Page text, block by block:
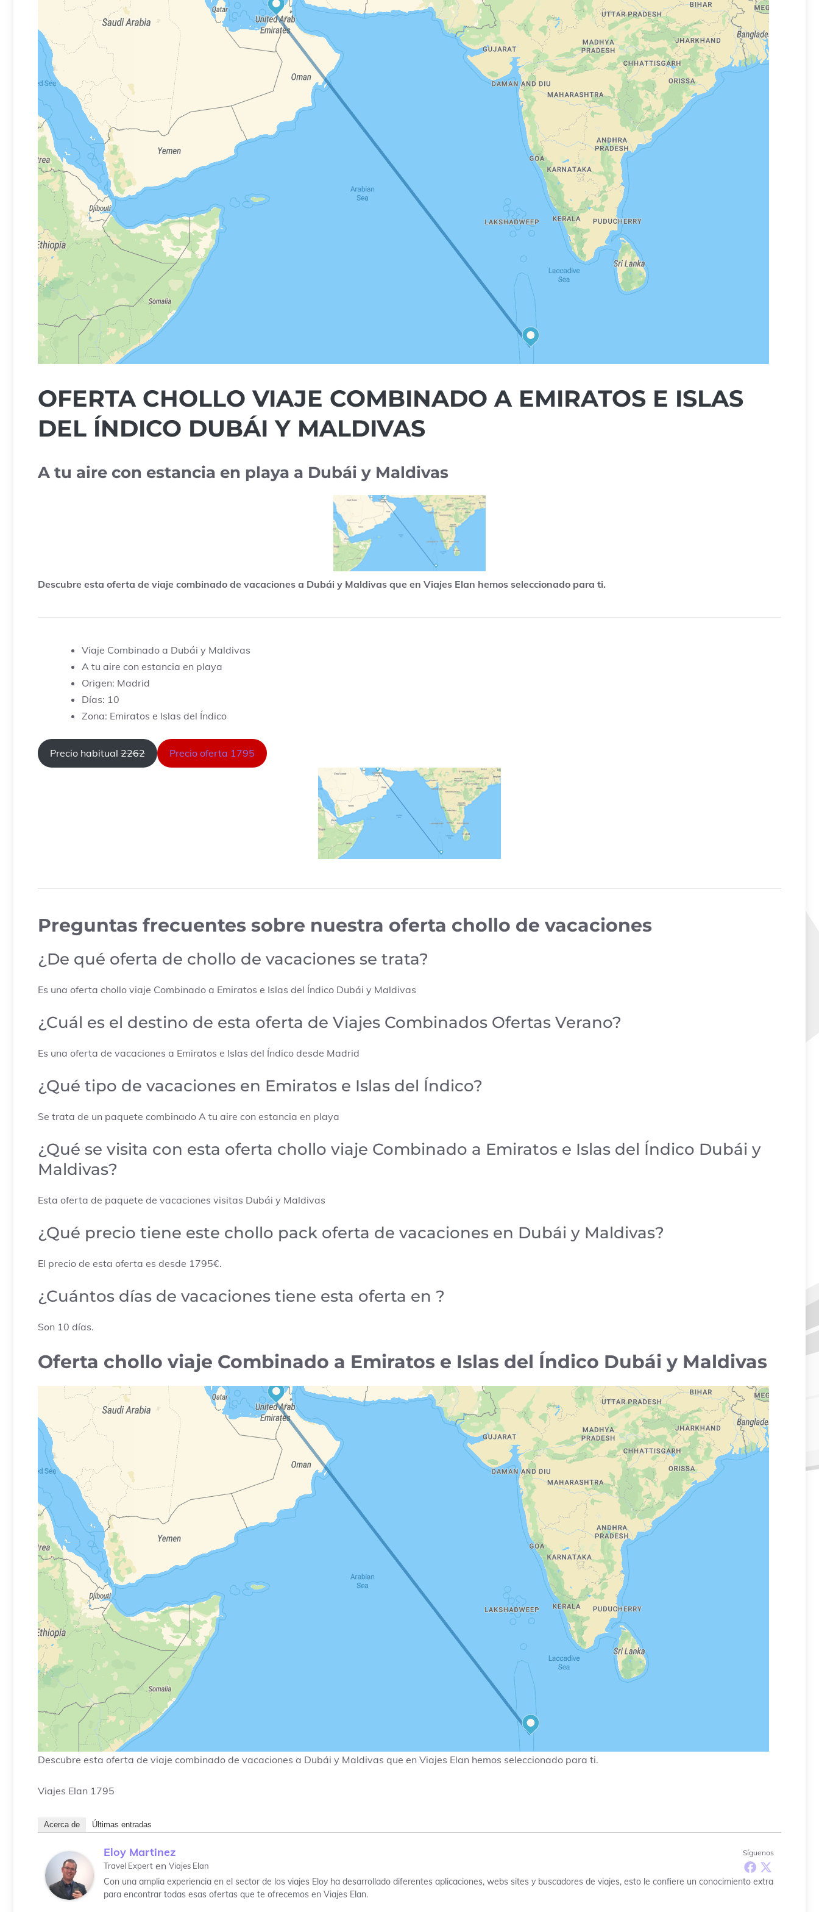
OFERTA CHOLLO VIAJE COMBINADO A EMIRATOS E ISLAS
DEL ÍNDICO DUBÁI Y MALDIVAS
A tu aire con estancia en playa a Dubái y Maldivas
Descubre esta oferta de viaje combinado de vacaciones a Dubái y Maldivas que en Viajes Elan hemos seleccionado para ti.
Viaje Combinado a Dubái y Maldivas
A tu aire con estancia en playa
Origen: Madrid
Días: 10
Zona: Emiratos e Islas del Índico
Precio habitual 2262 Precio oferta 1795
Preguntas frecuentes sobre nuestra oferta chollo de vacaciones
¿De qué oferta de chollo de vacaciones se trata?
Es una oferta chollo viaje Combinado a Emiratos e Islas del Índico Dubái y Maldivas
¿Cuál es el destino de esta oferta de Viajes Combinados Ofertas Verano?
Es una oferta de vacaciones a Emiratos e Islas del Índico desde Madrid
¿Qué tipo de vacaciones en Emiratos e Islas del Índico?
Se trata de un paquete combinado A tu aire con estancia en playa
¿Qué se visita con esta oferta chollo viaje Combinado a Emiratos e Islas del Índico Dubái y
Maldivas?
Esta oferta de paquete de vacaciones visitas Dubái y Maldivas
¿Qué precio tiene este chollo pack oferta de vacaciones en Dubái y Maldivas?
El precio de esta oferta es desde 1795€.
¿Cuántos días de vacaciones tiene esta oferta en ?
Son 10 días.
Oferta chollo viaje Combinado a Emiratos e Islas del Índico Dubái y Maldivas
Descubre esta oferta de viaje combinado de vacaciones a Dubái y Maldivas que en Viajes Elan hemos seleccionado para ti.
Viajes Elan 1795
Acerca de Últimas entradas
Síguenos
Eloy Martinez
Travel Expert en Viajes Elan
Con una amplia experiencia en el sector de los viajes Eloy ha desarrollado diferentes aplicaciones, webs sites y buscadores de viajes, esto le confiere un conocimiento extra
para encontrar todas esas ofertas que te ofrecemos en Viajes Elan.